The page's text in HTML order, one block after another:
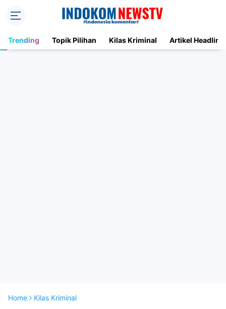
Trending Topik Pilihan Kilas Kriminal Artikel Headline
Home Kilas Kriminal